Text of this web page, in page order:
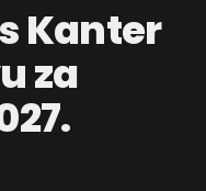
Kanter
za